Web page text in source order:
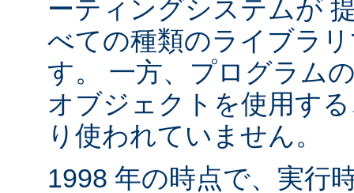
ーティングシステムが
べての種類のライブラ
す。 一方、プログラム
オブジェクトを使用す
り使われていません。
1998 年の時点で、実行